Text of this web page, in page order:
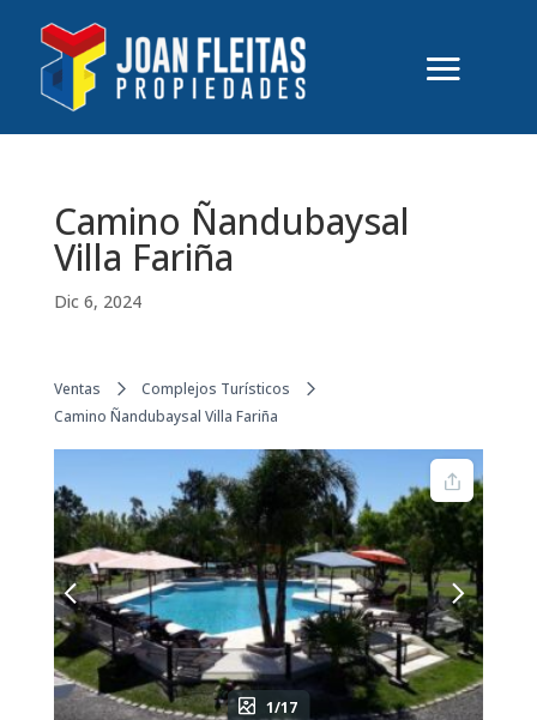
Camino Ñandubaysal
Villa Fariña
Dic 6, 2024
Ventas
Complejos Turísticos
Camino Ñandubaysal Villa Fariña
1/17